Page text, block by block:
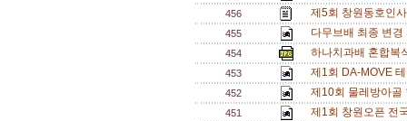
456 제5회 창원동호인
455 다무브배 최종 변
454 하나치과배 혼합복
453 제1회 DA-MOVE
452 제10회 물레방아
451 제1회 창원오픈 전